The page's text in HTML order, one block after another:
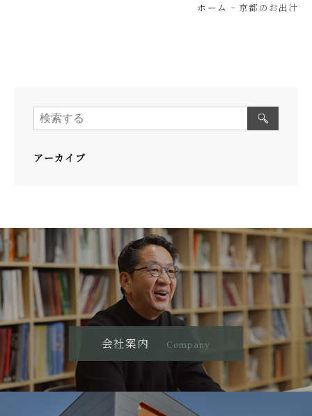
ホーム 京都のお出汁
アーカイブ
会社案内 Company